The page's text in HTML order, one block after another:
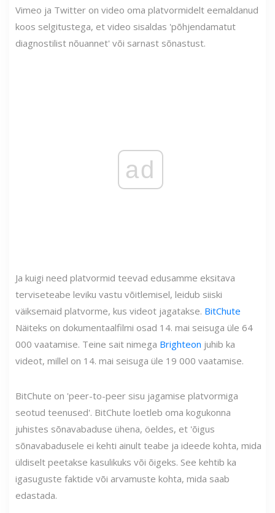
Vimeo ja Twitter on video oma platvormidelt eemaldanud
koos selgitustega, et video sisaldas 'põhjendamatut
diagnostilist nõuannet' või sarnast sõnastust.
ad
Ja kuigi need platvormid teevad edusamme eksitava
terviseteabe leviku vastu võitlemisel, leidub siiski
väiksemaid platvorme, kus videot jagatakse. BitChute
Näiteks on dokumentaalfilmi osad 14. mai seisuga üle 64
000 vaatamise. Teine sait nimega Brighteon juhib ka
videot, millel on 14. mai seisuga üle 19 000 vaatamise.
BitChute on 'peer-to-peer sisu jagamise platvormiga
seotud teenused'. BitChute loetleb oma kogukonna
juhistes sõnavabaduse ühena, öeldes, et 'õigus
sõnavabadusele ei kehti ainult teabe ja ideede kohta, mida
üldiselt peetakse kasulikuks või õigeks. See kehtib ka
igasuguste faktide või arvamuste kohta, mida saab
edastada.